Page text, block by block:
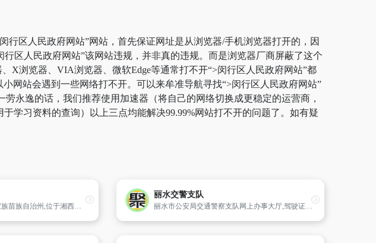
行区人民政府网站”网站，首先保证网址是从浏览器/手机浏览器打开的，因
区人民政府网站”该网站违规，并非真的违规。而是浏览器厂商屏蔽了这个
X浏览器、VIA浏览器、微软Edge等通常打不开“>闵行区人民政府网站”都
网站会遇到一些网络打不开。可以来牟准导航寻找“>闵行区人民政府网站”
永逸的话，我们推荐使用加速器（将自己的网络切换成更稳定的运营商，
学习资料的查询）以上三点均能解决99.99%网站打不开的问题了。如有疑
龙山县,隶属于湘西土家族苗族自治州,位于湘西北边陲,地处武陵山脉腹地,连荆楚而挽巴蜀,历史上称之为“湘鄂川之孔道”。地势北高南低,东陡西缓,境内群山耸立,峰峦起伏,酉水、澧水及其支流纵横其间。地域属亚热带大陆性湿润季风气候区,四季分明。
丽水交警支队
丽水市公安局交通警察支队网上办事大厅,驾驶证业务办理,机动车业务办理,违法查询,丽水网上车管所